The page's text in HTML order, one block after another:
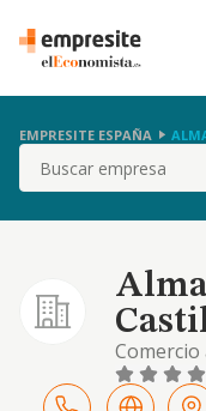
EMPRESITE ESPAÑA
Buscar
verduras,
productos